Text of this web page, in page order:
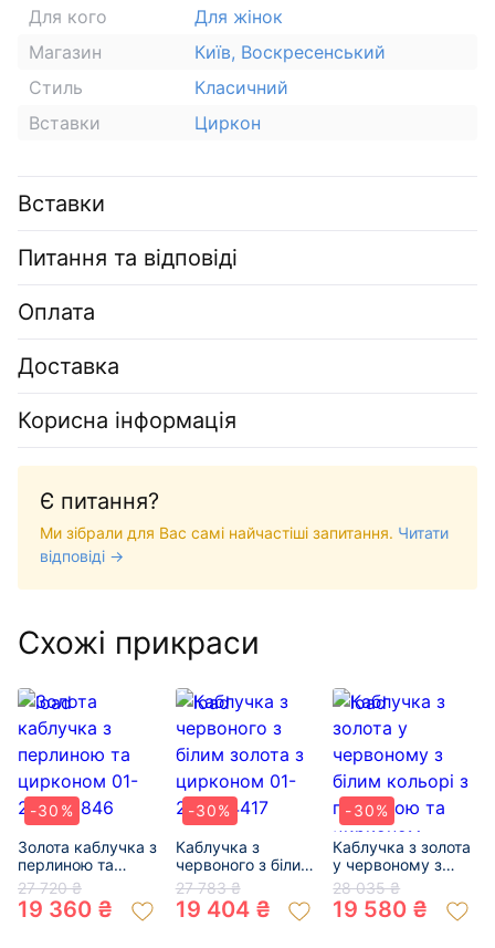
Для кого
Для жінок
Магазин
Київ, Воскресенський
Стиль
Класичний
Вставки
Циркон
Вставки
Питання та відповіді
Оплата
Доставка
Корисна інформація
Є питання?
Ми зібрали для Вас самі найчастіші запитання. Читати
відповіді →
Схожі прикраси
-30%
Золота каблучка з
перлиною та
цирконом 01-
200261846
27 720 ₴
19 360 ₴
-30%
Каблучка з
червоного з білим
золота з цирконом
01-200374417
27 783 ₴
19 404 ₴
-30%
Каблучка з золота
у червоному з
білим кольорі з
перлиною та
цирконом «Кола»
28 035 ₴
19 580 ₴